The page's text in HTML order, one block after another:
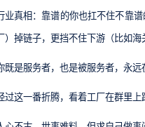
业真相：靠谱的你也扛不住不靠
）掉链子，更挡不住下游（比如海
既是服务者，也是被服务者，永远
过这一番折腾，看着工厂在群里上